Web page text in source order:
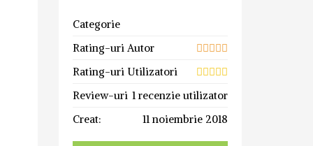
Categorie
Rating-uri Autor
Rating-uri Utilizatori
Review-uri 1 recenzie utilizator
Creat:
11 noiembrie 2018